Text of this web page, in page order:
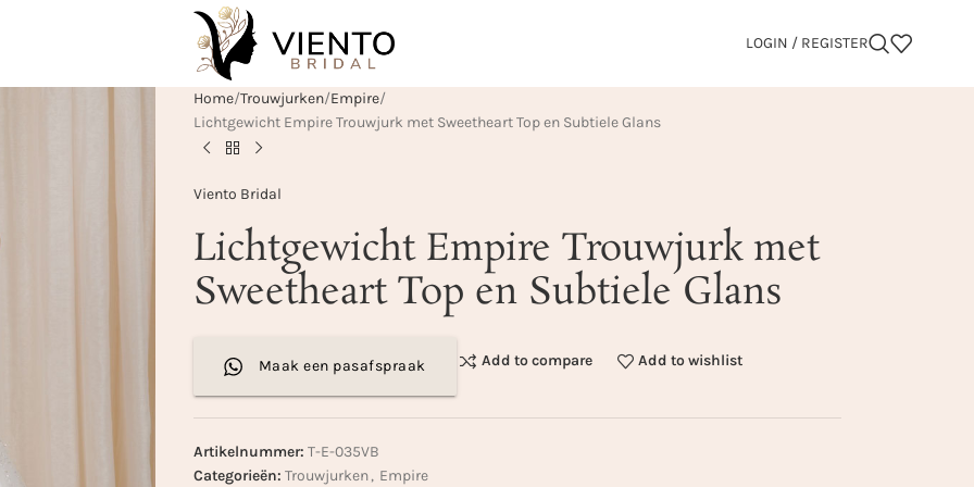
LOGIN / REGISTER
Home Trouwjurken Empire
Lichtgewicht Empire Trouwjurk met Sweetheart Top en Subtiele Glans
Viento Bridal
Lichtgewicht Empire Trouwjurk met
Sweetheart Top en Subtiele Glans
Maak een pasafspraak Add to compare Add to wishlist
Artikelnummer: T-E-035VB
Categorieën: Trouwjurken, Empire